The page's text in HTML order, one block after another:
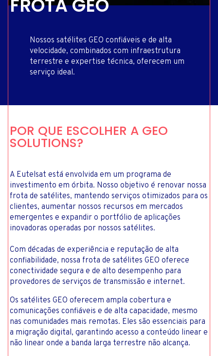
FROTA GEO
Nossos satélites GEO confiáveis e de alta
velocidade, combinados com infraestrutura
terrestre e expertise técnica, oferecem um
serviço ideal.
POR QUE ESCOLHER A GEO
SOLUTIONS?
A Eutelsat está envolvida em um programa de
investimento em órbita. Nosso objetivo é renovar nossa
frota de satélites, mantendo serviços otimizados para os
clientes, aumentar nossos recursos em mercados
emergentes e expandir o portfólio de aplicações
inovadoras operadas por nossos satélites.
Com décadas de experiência e reputação de alta
confiabilidade, nossa frota de satélites GEO oferece
conectividade segura e de alto desempenho para
provedores de serviços de transmissão e internet.
Os satélites GEO oferecem ampla cobertura e
comunicações confiáveis ​​e de alta capacidade, mesmo
nas comunidades mais remotas. Eles são essenciais para
a migração digital, garantindo acesso a conteúdo linear e
não linear onde a banda larga terrestre não alcança.